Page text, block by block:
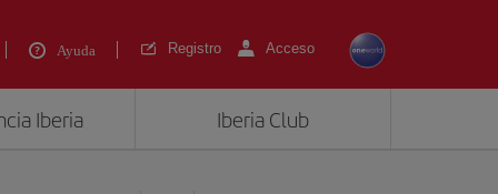
Ayuda Registro Acceso
Iberia Iberia Club